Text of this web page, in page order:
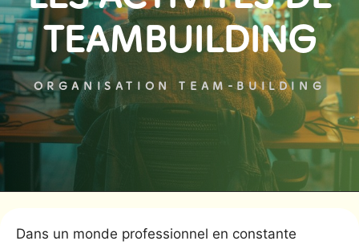
TEAMBUILDING
ORGANISATION TEAM-BUILDING
Dans un monde professionnel en constante